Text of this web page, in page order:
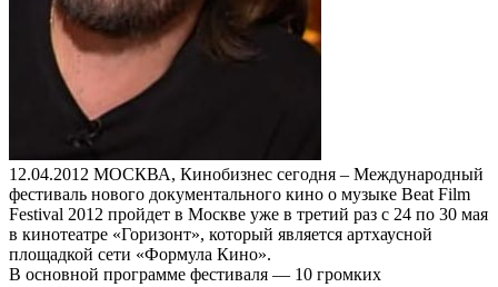
12.04.2012 МОСКВА, Кинобизнес сегодня – Международный
фестиваль нового документального кино о музыке Beat Film
Festival 2012 пройдет в Москве уже в третий раз c 24 по 30 мая
в кинотеатре «Горизонт», который является артхаусной
площадкой сети «Формула Кино».
В основной программе фестиваля — 10 громких